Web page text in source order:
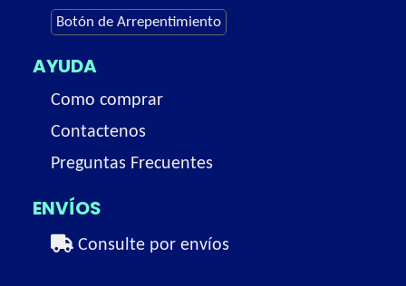
Botón de Arrepentimiento
AYUDA
Como comprar
Contactenos
Preguntas Frecuentes
ENVÍOS
Consulte por envíos